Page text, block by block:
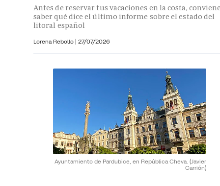
Antes de reservar tus vacaciones en la costa,
saber qué dice el último informe sobre el estado del
litoral español
Lorena Rebollo | 27/07/2026
Ayuntamiento de Pardubice, en República Cheva. (Javier
Carrión)